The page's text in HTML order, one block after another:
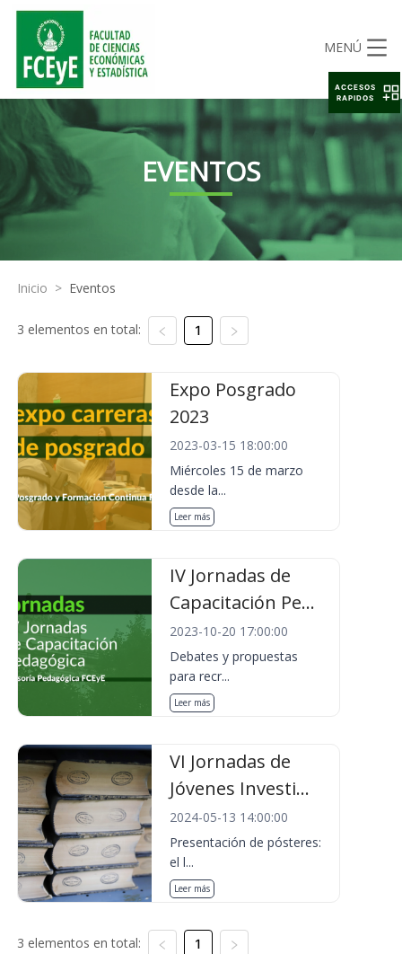
MENÚ
EVENTOS
Inicio > Eventos
3 elementos en total: 1
Expo Posgrado
2023
2023-03-15 18:00:00
Miércoles 15 de marzo
desde la...
Leer más
IV Jornadas de
Capacitación Pe...
2023-10-20 17:00:00
Debates y propuestas
para recr...
Leer más
VI Jornadas de
Jóvenes Investi...
2024-05-13 14:00:00
Presentación de pósteres:
el l...
Leer más
3 elementos en total: 1
ACCESOS
RAPIDOS